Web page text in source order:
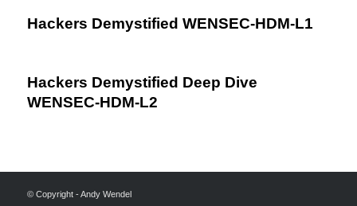
Hackers Demystified WENSEC-HDM-L1
Hackers Demystified Deep Dive
WENSEC-HDM-L2
© Copyright - Andy Wendel